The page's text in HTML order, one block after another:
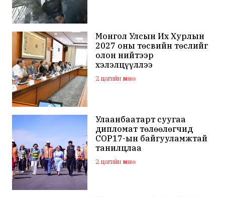
Монгол Улсын Их Хурлын
2027 оны төсвийн төслийг
олон нийтээр
хэлэлцүүллээ
2 цагийн өмнө
Улаанбаатарт суугаа
дипломат төлөөлөгчид
COP17-ын байгууламжтай
танилцлаа
2 цагийн өмнө